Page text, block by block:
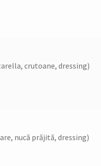
crutoane, dressing)
nucă prăjită, dressing)